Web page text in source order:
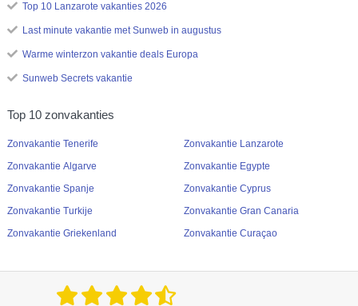
Top 10 Lanzarote vakanties 2026
Last minute vakantie met Sunweb in augustus
Warme winterzon vakantie deals Europa
Sunweb Secrets vakantie
Top 10 zonvakanties
Zonvakantie Tenerife
Zonvakantie Algarve
Zonvakantie Spanje
Zonvakantie Turkije
Zonvakantie Griekenland
Zonvakantie Lanzarote
Zonvakantie Egypte
Zonvakantie Cyprus
Zonvakantie Gran Canaria
Zonvakantie Curaçao